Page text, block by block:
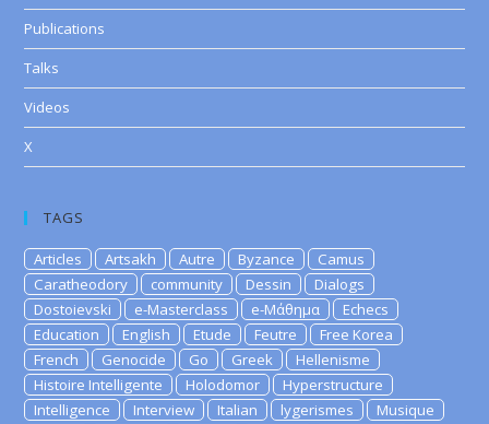
Publications
Talks
Videos
X
TAGS
Articles Artsakh Autre Byzance
Camus
Caratheodory
community Dessin
Dialogs
Dostoievski
e-Masterclass e-Μάθημα
Echecs
Education
English Etude Feutre
Free Korea
French
Genocide Go Greek
Hellenisme
Histoire Intelligente
Holodomor
Hyperstructure
Intelligence
Interview Italian lygerismes
Musique